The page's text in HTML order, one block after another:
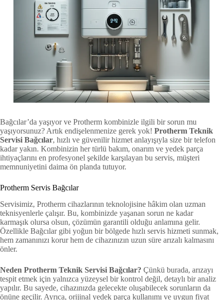
Bağcılar’da yaşıyor ve Protherm kombinizle ilgili bir sorun mu
yaşıyorsunuz? Artık endişelenmenize gerek yok! Protherm Teknik
Servisi Bağcılar, hızlı ve güvenilir hizmet anlayışıyla size bir telefon
kadar yakın. Kombinizin her türlü bakım, onarım ve yedek parça
ihtiyaçlarını en profesyonel şekilde karşılayan bu servis, müşteri
memnuniyetini daima ön planda tutuyor.
Protherm Servis Bağcılar
Servisimiz, Protherm cihazlarının teknolojisine hâkim olan uzman
teknisyenlerle çalışır. Bu, kombinizde yaşanan sorun ne kadar
karmaşık olursa olsun, çözümün garantili olduğu anlamına gelir.
Özellikle Bağcılar gibi yoğun bir bölgede hızlı servis hizmeti sunmak,
hem zamanınızı korur hem de cihazınızın uzun süre arızalı kalmasını
önler.
Neden Protherm Teknik Servisi Bağcılar? Çünkü burada, arızayı
tespit etmek için yalnızca yüzeysel bir kontrol değil, detaylı bir analiz
yapılır. Bu sayede, cihazınızda gelecekte oluşabilecek sorunların da
önüne geçilir. Ayrıca, orijinal yedek parça kullanımı ve uygun fiyat